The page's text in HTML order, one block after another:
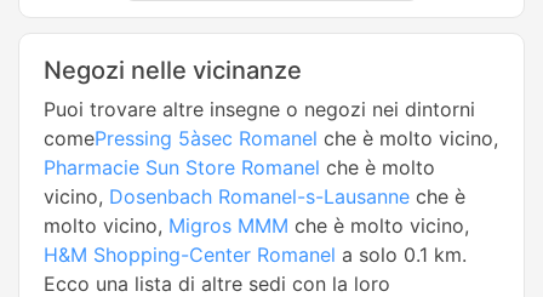
Negozi nelle vicinanze
Puoi trovare altre insegne o negozi nei dintorni
comePressing 5àsec Romanel che è molto vicino,
Pharmacie Sun Store Romanel che è molto
vicino, Dosenbach Romanel-s-Lausanne che è
molto vicino, Migros MMM che è molto vicino,
H&M Shopping-Center Romanel a solo 0.1 km.
Ecco una lista di altre sedi con la loro